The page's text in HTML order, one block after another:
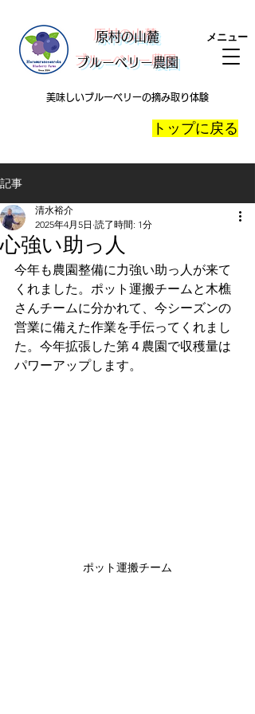
​原村の山麓
ブルーベリー農園
メニュー
美味しいブルーベリーの摘み取り体験
​トップに戻る
記事
心強い助っ人
清水裕介
2025年4月5日 読了時間: 1分
今年も農園整備に力強い助っ人が来て
くれました。ポット運搬チームと木樵
さんチームに分かれて、今シーズンの
営業に備えた作業を手伝ってくれまし
た。今年拡張した第４農園で収穫量は
パワーアップします。
ポット運搬チーム